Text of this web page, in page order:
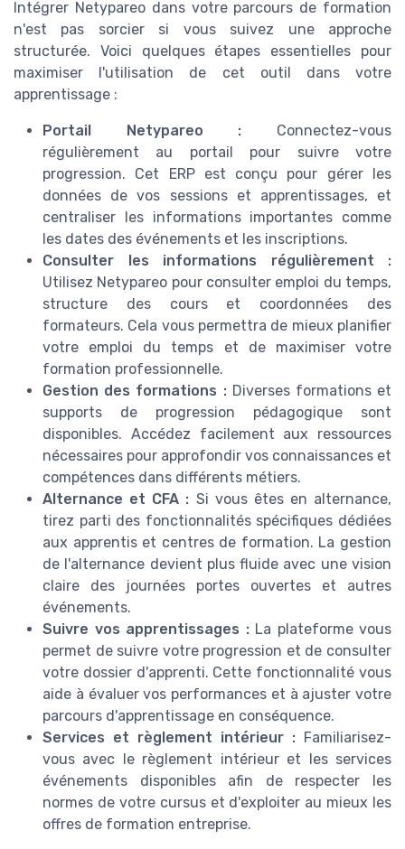
Intégrer Netypareo dans votre parcours de formation
n'est pas sorcier si vous suivez une approche
structurée. Voici quelques étapes essentielles pour
maximiser l'utilisation de cet outil dans votre
apprentissage :
Portail Netypareo : Connectez-vous
régulièrement au portail pour suivre votre
progression. Cet ERP est conçu pour gérer les
données de vos sessions et apprentissages, et
centraliser les informations importantes comme
les dates des événements et les inscriptions.
Consulter les informations régulièrement :
Utilisez Netypareo pour consulter emploi du temps,
structure des cours et coordonnées des
formateurs. Cela vous permettra de mieux planifier
votre emploi du temps et de maximiser votre
formation professionnelle.
Gestion des formations :Diverses formations et
supports de progression pédagogique sont
disponibles. Accédez facilement aux ressources
nécessaires pour approfondir vos connaissances et
compétences dans différents métiers.
Alternance et CFA : Si vous êtes en alternance,
tirez parti des fonctionnalités spécifiques dédiées
aux apprentis et centres de formation. La gestion
de l'alternance devient plus fluide avec une vision
claire des journées portes ouvertes et autres
événements.
Suivre vos apprentissages :La plateforme vous
permet de suivre votre progression et de consulter
votre dossier d'apprenti. Cette fonctionnalité vous
aide à évaluer vos performances et à ajuster votre
parcours d'apprentissage en conséquence.
Services et règlement intérieur : Familiarisez-
vous avec le règlement intérieur et les services
événements disponibles afin de respecter les
normes de votre cursus et d'exploiter au mieux les
offres de formation entreprise.